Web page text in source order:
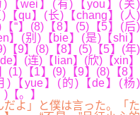
)【wei】(有)【you】(关)
【qu】(长)【chang】(人)
“】(8)【8】(5)【5】(后)
】(别)【bie】(是)【shi】
【9】(8)【8】(5)【5】(年)
】(连)【lian】(欣)【xin】
【1】(9)【9】(8)【8】
)【yue】(的)【de】(杨)
【。】
よ」と僕は言った。「た